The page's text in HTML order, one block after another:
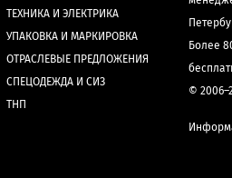
ТЕХНИКА И ЭЛЕКТРИКА
УПАКОВКА И МАРКИРОВКА
ОТРАСЛЕВЫЕ ПРЕДЛОЖЕНИЯ
СПЕЦОДЕЖДА И СИЗ
ТНП
Более
©